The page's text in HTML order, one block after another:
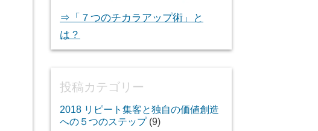
⇒「７つのチカラアップ術」と
は？
投稿カテゴリー
2018 リピート集客と独自の価値創造
への５つのステップ(9)